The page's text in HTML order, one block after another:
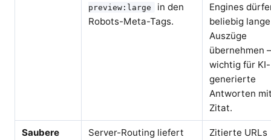
preview:large
in den
Robots-Meta-Tags.
Engines
beliebig lange
Auszüge
übernehmen
wichtig für KI-
generierte
Antworten
Zitat.
Saubere
Server-Routing liefert
Zitierte URLs